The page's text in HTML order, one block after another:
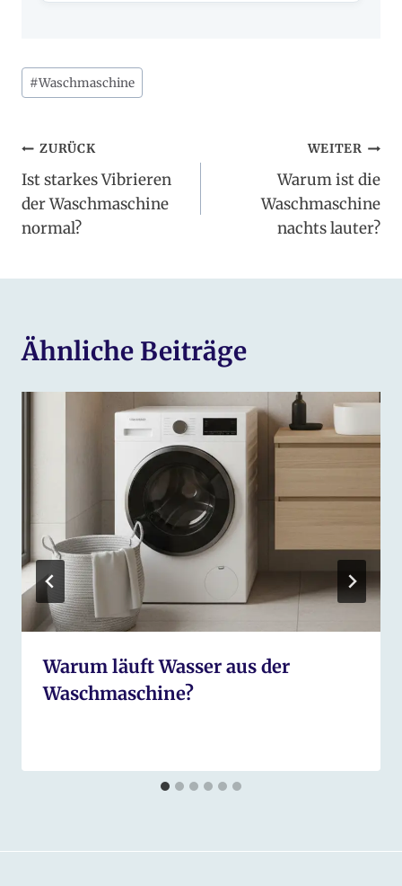
Schlagworte:
#Waschmaschine
Beitragsnavigation
ZURÜCK
Ist starkes Vibrieren
der Waschmaschine
normal?
WEITER
Warum ist die
Waschmaschine
nachts lauter?
Ähnliche Beiträge
Warum läuft Wasser aus der
Waschmaschine?